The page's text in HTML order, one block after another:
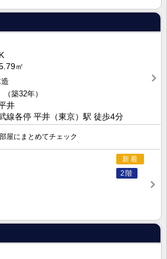
㎡
（築32年）
井
線各停 平井（東京）駅 徒歩4分
屋にまとめてチェック
新着
2階